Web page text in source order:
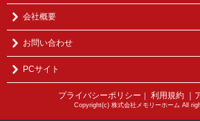
会社概要
お問い合わせ
PCサイト
プライバシーポリシー ｜ 利用規約 ｜
Copyright(c) 株式会社メモリーホーム All